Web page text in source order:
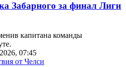
Забарного за финал Лиги
капитана команды
07:45